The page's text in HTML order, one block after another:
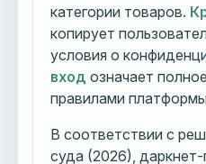
категории товаров.
копирует
условия о
вход означает
правилами
В соответствии с
суда (2026),